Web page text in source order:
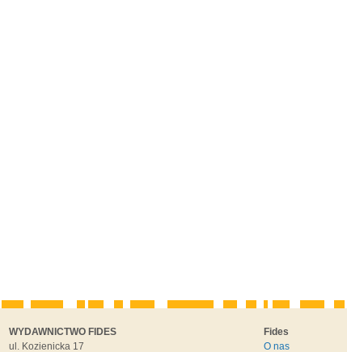
Fides
O nas
WYDAWNICTWO FIDES
ul. Kozienicka 17